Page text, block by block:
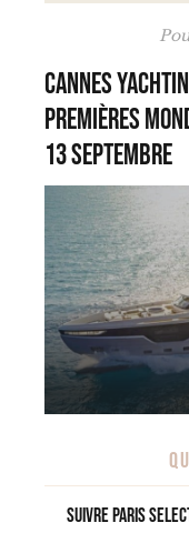
Cannes
premières
13 septembre
Suivre Paris